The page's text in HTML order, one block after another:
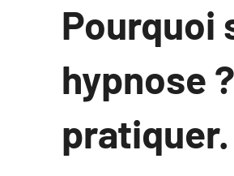
Pourquoi
hypnose
pratiquer.